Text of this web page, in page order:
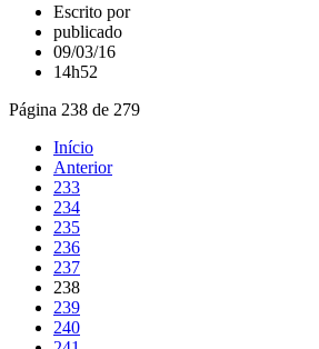
Escrito por
publicado
09/03/16
14h52
Página 238 de 279
Início
Anterior
233
234
235
236
237
238
239
240